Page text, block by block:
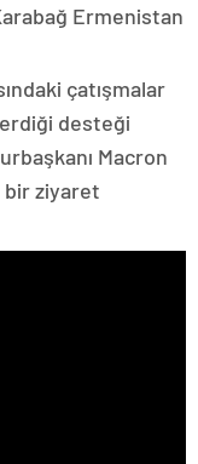
Ermenistan
çatışmalar
desteği
Macron
ziyaret